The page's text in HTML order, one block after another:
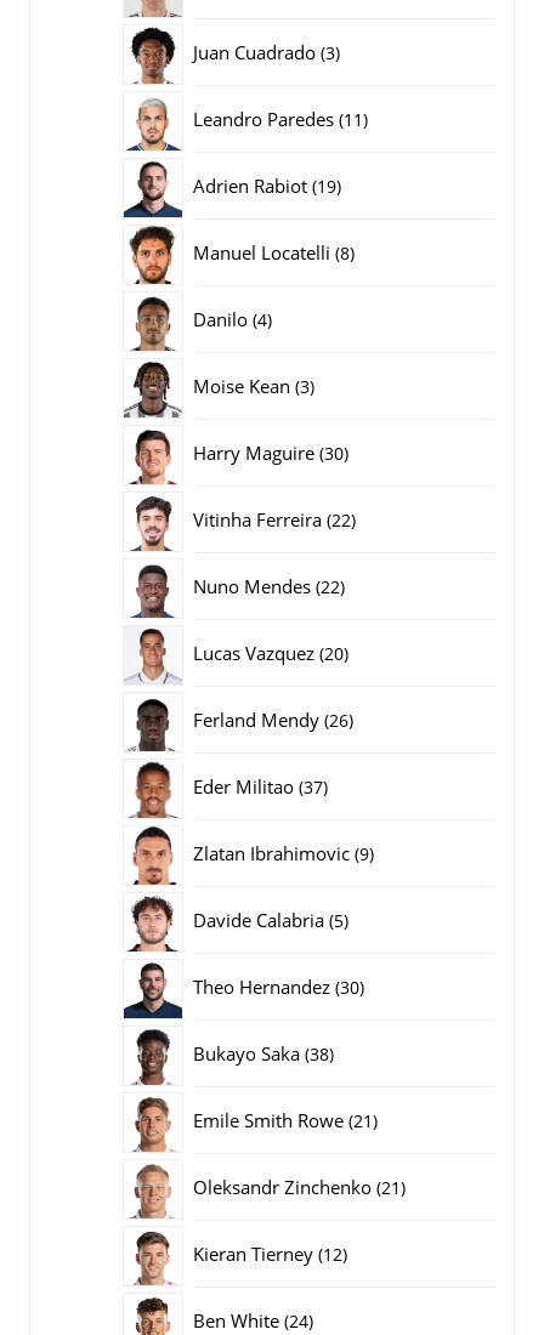
Juan Cuadrado 33
Leandro Paredes 1111
Adrien Rabiot 1919
Manuel Locatelli 88
Danilo 44
Moise Kean 33
Harry Maguire 3030
Vitinha Ferreira 2222
Nuno Mendes 2222
Lucas Vazquez 2020
Ferland Mendy 2626
Eder Militao 3737
Zlatan Ibrahimovic 99
Davide Calabria 55
Theo Hernandez 3030
Bukayo Saka 3838
Emile Smith Rowe 2121
Oleksandr Zinchenko 2121
Kieran Tierney 1212
Ben White 2424